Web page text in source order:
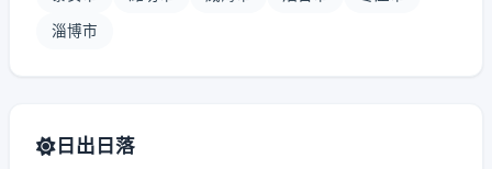
淄博市
日出日落